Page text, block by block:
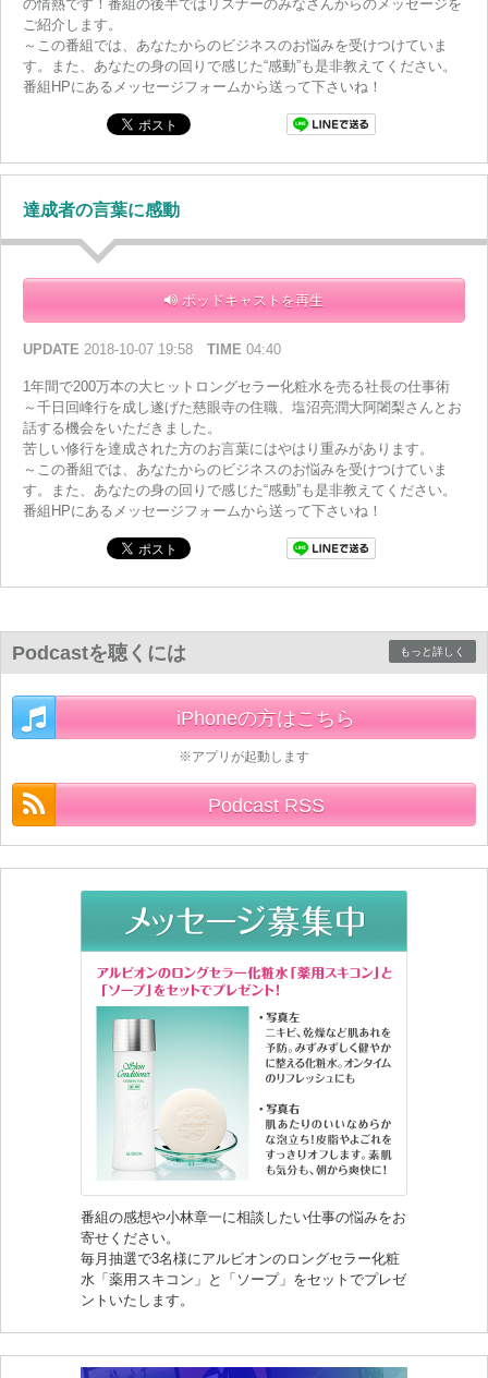
の情熱です！番組の後半ではリスナーのみなさんからのメッセージを
ご紹介します。
～この番組では、あなたからのビジネスのお悩みを受けつけていま
す。また、あなたの身の回りで感じた“感動”も是非教えてください。
番組HPにあるメッセージフォームから送って下さいね！
達成者の言葉に感動
ポッドキャストを再生
UPDATE 2018-10-07 19:58 TIME 04:40
1年間で200万本の大ヒットロングセラー化粧水を売る社長の仕事術
～千日回峰行を成し遂げた慈眼寺の住職、塩沼亮潤大阿闍梨さんとお
話する機会をいただきました。
苦しい修行を達成された方のお言葉にはやはり重みがあります。
～この番組では、あなたからのビジネスのお悩みを受けつけていま
す。また、あなたの身の回りで感じた“感動”も是非教えてください。
番組HPにあるメッセージフォームから送って下さいね！
Podcastを聴くには もっと詳しく
iPhoneの方はこちら
※アプリが起動します
Podcast RSS
番組の感想や小林章一に相談したい仕事の悩みをお
寄せください。
毎月抽選で3名様にアルビオンのロングセラー化粧
水「薬用スキコン」と「ソープ」をセットでプレゼ
ントいたします。